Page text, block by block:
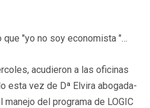
"yo no soy economista "…
acudieron a las oficinas
esta vez de Dª Elvira abogada-
del programa de LOGIC